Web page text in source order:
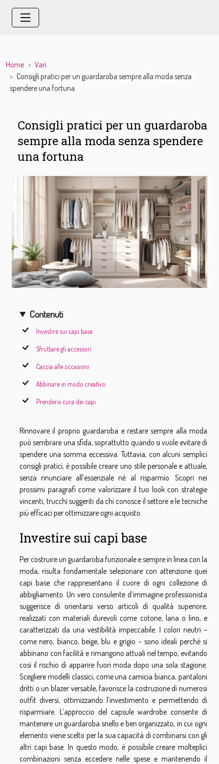
Home
Vari
Consigli pratici per un guardaroba sempre alla moda senza
spendere una fortuna
Consigli pratici per un guardaroba
sempre alla moda senza spendere
una fortuna
Contenuti
Investire sui capi base
Sfruttare gli accessori
Caccia alle occasioni
Abbinare in modo creativo
Prendersi cura dei capi
Rinnovare il proprio guardaroba e restare sempre alla moda
può sembrare una sfida, soprattutto quando si vuole evitare di
spendere una somma eccessiva. Tuttavia, con alcuni semplici
consigli pratici, è possibile creare uno stile personale e attuale,
senza rinunciare all’essenziale né al risparmio. Scopri nei
prossimi paragrafi come valorizzare il tuo look con strategie
vincenti, trucchi suggeriti da chi conosce il settore e le tecniche
più efficaci per ottimizzare ogni acquisto.
Investire sui capi base
Per costruire un guardaroba funzionale e sempre in linea con la
moda, risulta fondamentale selezionare con attenzione quei
capi base che rappresentano il cuore di ogni collezione di
abbigliamento. Un vero consulente d’immagine professionista
suggerisce di orientarsi verso articoli di qualità superiore,
realizzati con materiali durevoli come cotone, lana o lino, e
caratterizzati da una vestibilità impeccabile. I colori neutri –
come nero, bianco, beige, blu e grigio – sono ideali perché si
abbinano con facilità e rimangono attuali nel tempo, evitando
così il rischio di apparire fuori moda dopo una sola stagione.
Scegliere modelli classici, come una camicia bianca, pantaloni
dritti o un blazer versatile, favorisce la costruzione di numerosi
outfit diversi, ottimizzando l’investimento e permettendo di
risparmiare. L’approccio del capsule wardrobe consente di
mantenere un guardaroba snello e ben organizzato, in cui ogni
elemento viene scelto per la sua capacità di combinarsi con gli
altri capi base. In questo modo, è possibile creare molteplici
combinazioni senza eccedere nelle spese e mantenendo il